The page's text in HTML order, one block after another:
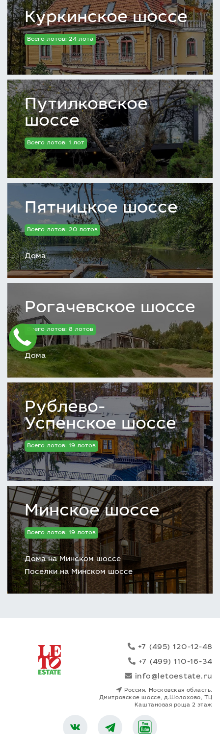
Куркинское шоссе
Всего лотов: 24 лота
Путилковское
шоссе
Всего лотов: 1 лот
Пятницкое шоссе
Всего лотов: 20 лотов
Дома
Рогачевское шоссе
Всего лотов: 8 лотов
Дома
Рублево-
Успенское шоссе
Всего лотов: 19 лотов
Минское шоссе
Всего лотов: 19 лотов
Дома на Минском шоссе
Поселки на Минском шоссе
+7 (495) 120-12-48
+7 (499) 110-16-34
info@letoestate.ru
Россия, Московская область,
Дмитровское шоссе, д.Шолохово, ТЦ
Каштановая роща 2 этаж